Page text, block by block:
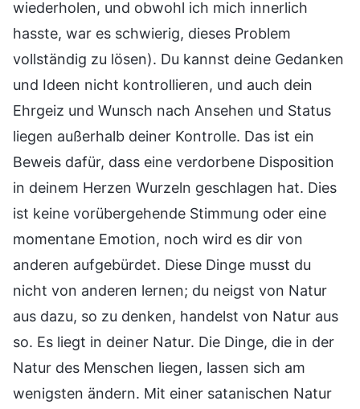
wiederholen, und obwohl ich mich innerlich
hasste, war es schwierig, dieses Problem
vollständig zu lösen). Du kannst deine Gedanken
und Ideen nicht kontrollieren, und auch dein
Ehrgeiz und Wunsch nach Ansehen und Status
liegen außerhalb deiner Kontrolle. Das ist ein
Beweis dafür, dass eine verdorbene Disposition
in deinem Herzen Wurzeln geschlagen hat. Dies
ist keine vorübergehende Stimmung oder eine
momentane Emotion, noch wird es dir von
anderen aufgebürdet. Diese Dinge musst du
nicht von anderen lernen; du neigst von Natur
aus dazu, so zu denken, handelst von Natur aus
so. Es liegt in deiner Natur. Die Dinge, die in der
Natur des Menschen liegen, lassen sich am
wenigsten ändern. Mit einer satanischen Natur